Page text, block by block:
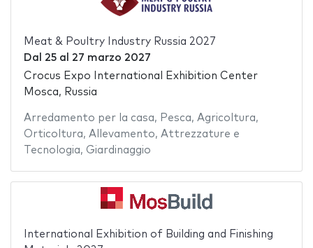
Meat & Poultry Industry Russia 2027
Dal 25al 27 marzo 2027
Crocus Expo International Exhibition Center
Mosca, Russia
Arredamento per la casa, Pesca, Agricoltura,
Orticoltura, Allevamento, Attrezzature e
Tecnologia, Giardinaggio
International Exhibition of Building and Finishing